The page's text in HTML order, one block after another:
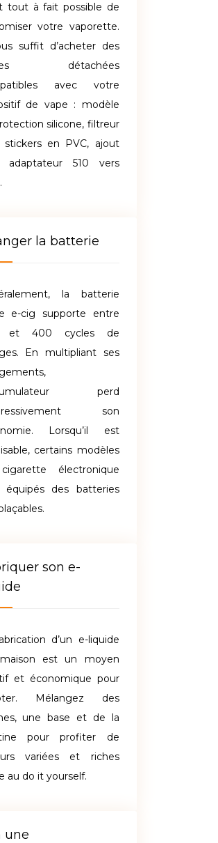
tout à fait possible de
votre vaporette.
suffit d’acheter des
détachées
avec votre
de vape : modèle
silicone, filtreur
stickers en PVC, ajout
adaptateur 510 vers
la batterie
la batterie
e-cig supporte entre
et 400 cycles de
En multipliant ses
perd
son
Lorsqu’il est
certains modèles
électronique
équipés des batteries
son e-
d’un e-liquide
est un moyen
et économique pour
Mélangez des
une base et de la
pour profiter de
variées et riches
au do it yourself.
une